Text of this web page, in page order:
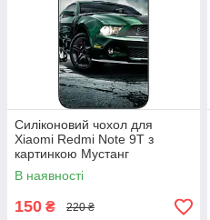
Силіконовий чохол для
Xiaomi Redmi Note 9T з
картинкою Мустанг
В наявності
150 ₴ 220 ₴